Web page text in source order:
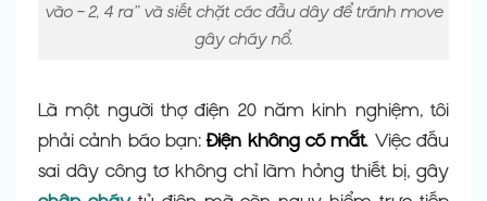
vào – 2, 4 ra” và siết chặt các đầu dây để tránh move
gây cháy nổ.
Là một người thợ điện 20 năm kinh nghiệm, tôi
phải cảnh báo bạn:Điện không có mắt. Việc đấu
sai dây công tơ không chỉ làm hỏng thiết bị, gây